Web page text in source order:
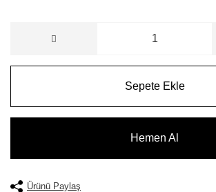
Sepete Ekle
Hemen Al
Ürünü Paylaş